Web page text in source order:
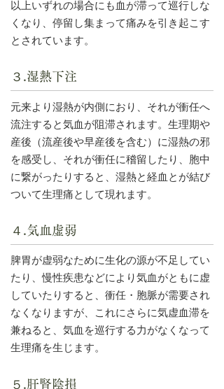
以上いずれの場合にも血が滞って巡行しな
くなり、停留し集まって痛みを引き起こす
とされています。
３.湿熱下注
元来より湿熱が内側におり、それが衝任へ
流注すると気血が阻滞されます。生理期や
産後（流産後や早産後を含む）に湿熱の邪
を感受し、それが衝任に稽留したり、胞中
に繋がったりすると、湿熱と経血とが結び
ついて生理痛として現れます。
４.気血虚弱
脾胃が虚弱なために生化の源が不足してい
たり、慢性疾患などにより気血がともに虚
していたりすると、衝任・胞脈が需要され
なくなりますが、これにさらに気虚血滞を
兼ねると、気血を巡行する力がなくなって
生理痛を生じます。
５.肝腎陰損